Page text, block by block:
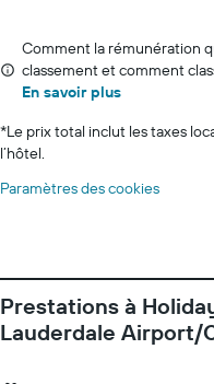
Comment la rémunération
classement et comment
En savoir plus
*Le prix total inclut les taxes
l’hôtel.
Paramètres des cookies
Prestations à
Lauderdale Airport/